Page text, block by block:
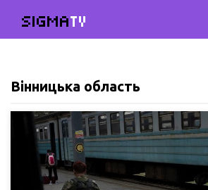
SIGMATV
Вінницька область